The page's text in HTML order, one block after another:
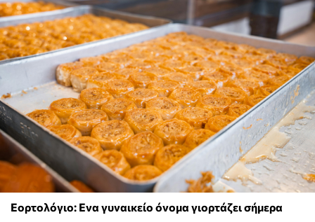
Εορτολόγιο: Ενα γυναικείο όνομα γιορτάζει σήμερα